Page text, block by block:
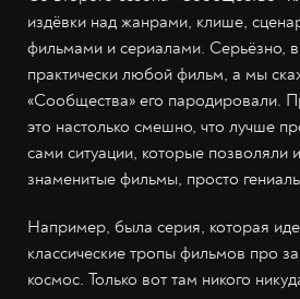
издёвки над жанрами, клише,
фильмами и сериалами. Серьёзно,
практически любой фильм, а мы
«Сообщества» его пародировали.
это настолько смешно, что лучше
сами ситуации, которые позволяли
знаменитые фильмы, просто
Например, была серия, которая
классические тропы фильмов про
космос. Только вот там никого